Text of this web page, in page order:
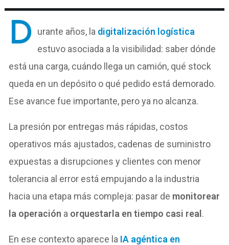
D urante años, la digitalización logística
estuvo asociada a la visibilidad: saber dónde
está una carga, cuándo llega un camión, qué stock
queda en un depósito o qué pedido está demorado.
Ese avance fue importante, pero ya no alcanza.
La presión por entregas más rápidas, costos
operativos más ajustados, cadenas de suministro
expuestas a disrupciones y clientes con menor
tolerancia al error está empujando a la industria
hacia una etapa más compleja: pasar de monitorear
la operación a orquestarla en tiempo casi real.
En ese contexto aparece la IA agéntica en